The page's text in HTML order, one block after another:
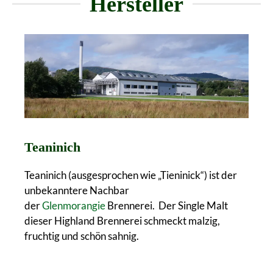
Teaninich
Teaninich (ausgesprochen wie „Tieninick“) ist der
unbekanntere Nachbar
derGlenmorangieBrennerei. Der Single Malt
dieser Highland Brennerei schmeckt malzig,
fruchtig und schön sahnig.